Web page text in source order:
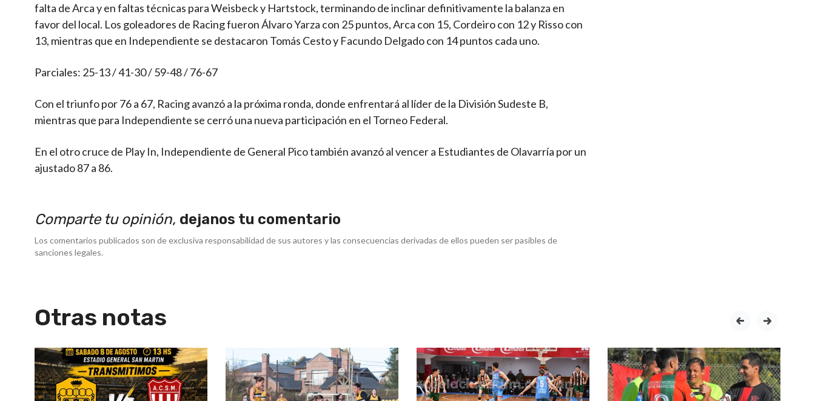
falta de Arca y en faltas técnicas para Weisbeck y Hartstock, terminando de inclinar definitivamente la balanza en
favor del local. Los goleadores de Racing fueron Álvaro Yarza con 25 puntos, Arca con 15, Cordeiro con 12 y Risso con
13, mientras que en Independiente se destacaron Tomás Cesto y Facundo Delgado con 14 puntos cada uno.
Parciales: 25-13 / 41-30 / 59-48 / 76-67
Con el triunfo por 76 a 67, Racing avanzó a la próxima ronda, donde enfrentará al líder de la División Sudeste B,
mientras que para Independiente se cerró una nueva participación en el Torneo Federal.
En el otro cruce de Play In, Independiente de General Pico también avanzó al vencer a Estudiantes de Olavarría por un
ajustado 87 a 86.
Comparte tu opinión, dejanos tu comentario
Los comentarios publicados son de exclusiva responsabilidad de sus autores y las consecuencias derivadas de ellos pueden ser pasibles de
sanciones legales.
Otras notas prev next